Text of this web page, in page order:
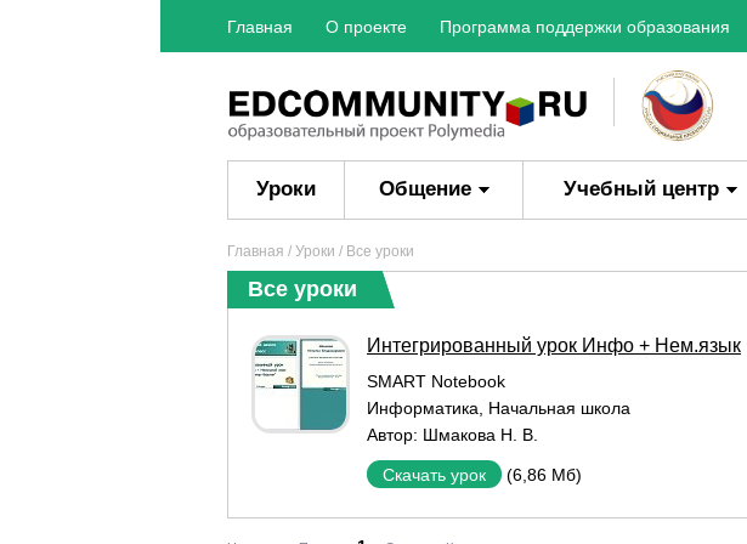
Главная О проекте Программа поддержки образования
Уроки Общение Учебный центр
Главная / Уроки / Все уроки
Все уроки
Интегрированный урок Инфо + Нем.язык
SMART Notebook
Информатика
Начальная школа
Автор: Шмакова Н. В.
Скачать урок (6,86 Мб)